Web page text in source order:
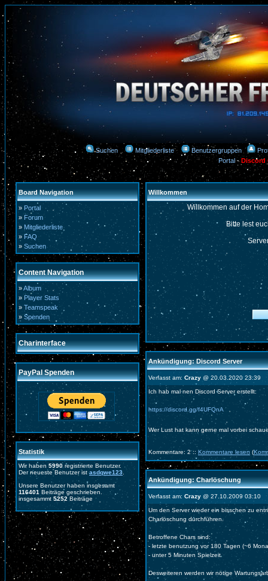
Suchen Mitgliederliste Benutzergruppen
Portal-Discord
Board Navigation
» Portal
» Forum
» Mitgliederliste
» FAQ
» Suchen
Content Navigation
»Album
» Player Stats
» Teamspeak
» Spenden
Charinterface
PayPal Spenden
Statistik
Wir haben 5990 registrierte Benutzer.
Der neueste Benutzer istasdqwe123
Unsere Benutzer haben insgesamt
116401 Beiträge geschrieben.
insgesammt 5252 Beiträge
Willkommen
Willkommen auf der
Bitte lest
Ankündigung: Discord Server
Verfasst am: Crazy @ 20.03.2020 23:39
Ich hab mal nen Discord Server erstellt:
https://discord.gg/f4UFQnA
Wer Lust hat kann gerne mal vorbei
Kommentare: 2 :: Kommentare lesen (
Ankündigung: Charlöschung
Verfasst am: Crazy @ 27.10.2009 03:10
Um den Server wieder ein bisschen zu
Charlöschung durchführen.
Betroffene Chars sind:
- letzte benutzung vor 180 Tagen (~6
- unter 5 Minuten Spielzeit
Desweiteren werden wir nötige